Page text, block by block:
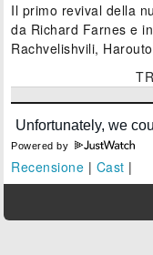
Il primo revival della
da Richard Farnes e
Rachvelishvili,
Powered by
Recensione | Cast |